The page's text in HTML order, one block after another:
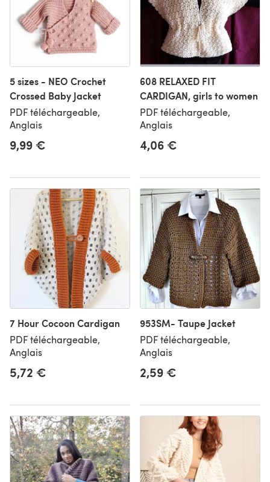
5 sizes - NEO Crochet
Crossed Baby Jacket
PDF téléchargeable,
Anglais
9,99 €
608 RELAXED FIT
CARDIGAN, girls to women
PDF téléchargeable,
Anglais
4,06 €
7 Hour Cocoon Cardigan
PDF téléchargeable,
Anglais
5,72 €
953SM- Taupe Jacket
PDF téléchargeable,
Anglais
2,59 €